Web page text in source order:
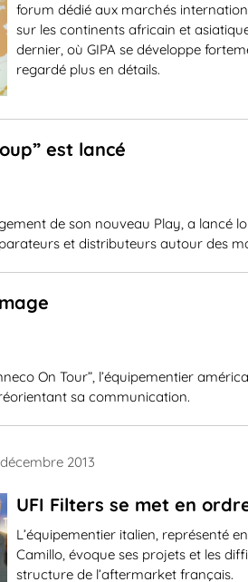
forum dédié aux marchés
sur les continents africain et
dernier, où GIPA se développe
regardé plus en détails.
est lancé
de son nouveau Play, a lancé
et distributeurs autour des
On Tour”, l’équipementier
sa communication.
décembre 2013
UFI Filters se met en
L’équipementier italien, représenté
Camillo, évoque ses projets et les
structure de l’aftermarket français.